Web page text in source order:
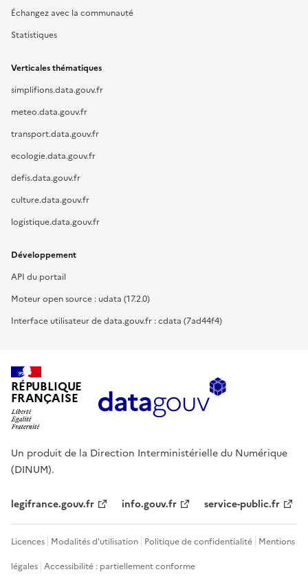
Échangez avec la communauté
Statistiques
Verticales thématiques
simplifions.data.gouv.fr
meteo.data.gouv.fr
transport.data.gouv.fr
ecologie.data.gouv.fr
defis.data.gouv.fr
culture.data.gouv.fr
logistique.data.gouv.fr
Développement
API du portail
Moteur open source : udata (17.2.0)
Interface utilisateur de data.gouv.fr : cdata (7ad44f4)
RÉPUBLIQUE
FRANÇAISE
Un produit de la Direction Interministérielle du Numérique
(DINUM).
legifrance.gouv.fr info.gouv.fr service-public.fr
Licences Modalités d'utilisation Politique de confidentialité Mentions
légales Accessibilité : partiellement conforme